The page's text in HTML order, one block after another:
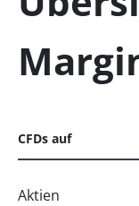
CFDs auf
Aktien